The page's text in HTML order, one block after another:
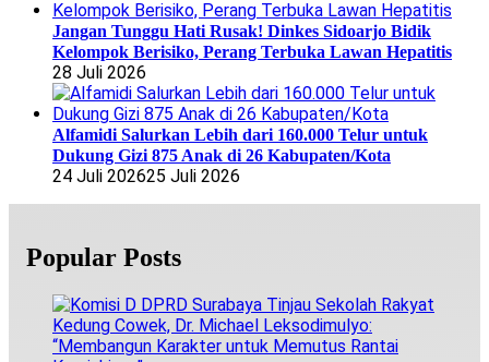
Jangan Tunggu Hati Rusak! Dinkes Sidoarjo Bidik
Kelompok Berisiko, Perang Terbuka Lawan Hepatitis
28 Juli 2026
Alfamidi Salurkan Lebih dari 160.000 Telur untuk
Dukung Gizi 875 Anak di 26 Kabupaten/Kota
24 Juli 202625 Juli 2026
Popular Posts